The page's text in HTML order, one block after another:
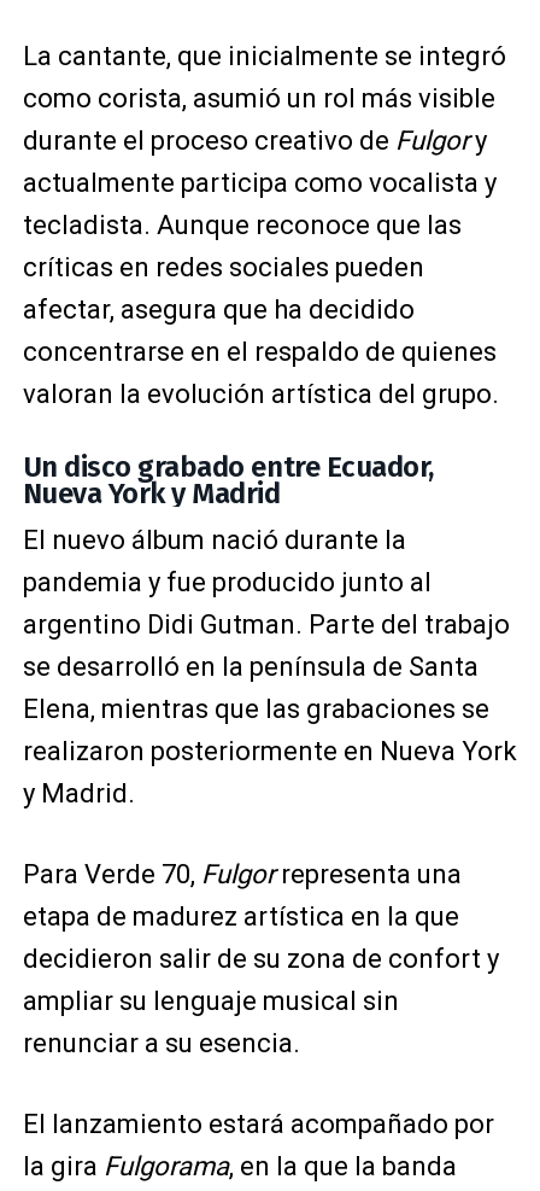
La cantante, que inicialmente se integró
como corista, asumió un rol más visible
durante el proceso creativo de Fulgory
actualmente participa como vocalista y
tecladista. Aunque reconoce que las
críticas en redes sociales pueden
afectar, asegura que ha decidido
concentrarse en el respaldo de quienes
valoran la evolución artística del grupo.
Un disco grabado entre Ecuador,
Nueva York y Madrid
El nuevo álbum nació durante la
pandemia y fue producido junto al
argentino Didi Gutman. Parte del trabajo
se desarrolló en la península de Santa
Elena, mientras que las grabaciones se
realizaron posteriormente en Nueva York
y Madrid.
Para Verde 70, Fulgorrepresenta una
etapa de madurez artística en la que
decidieron salir de su zona de confort y
ampliar su lenguaje musical sin
renunciar a su esencia.
El lanzamiento estará acompañado por
la gira Fulgorama, en la que la banda